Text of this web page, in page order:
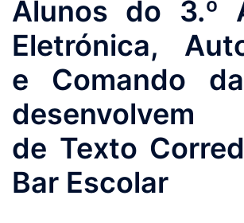
Alunos do 3.º
Eletrónica,
e Comando
desenvolvem
de Texto
Bar Escolar